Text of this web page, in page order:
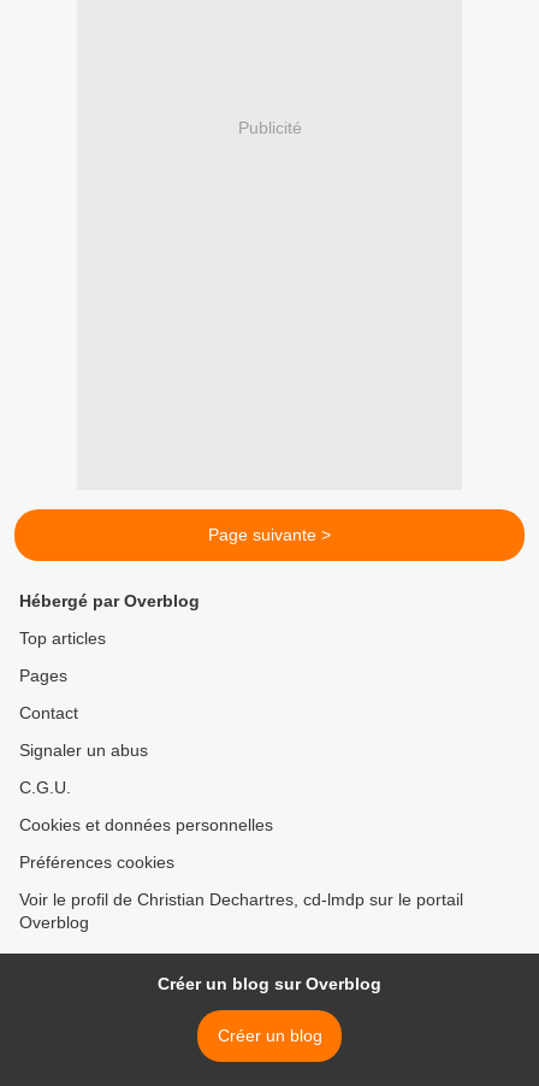
Publicité
Page suivante >
Hébergé par Overblog
Top articles
Pages
Contact
Signaler un abus
C.G.U.
Cookies et données personnelles
Préférences cookies
Voir le profil de Christian Dechartres, cd-lmdp sur le portail
Overblog
Créer un blog sur Overblog
Créer un blog